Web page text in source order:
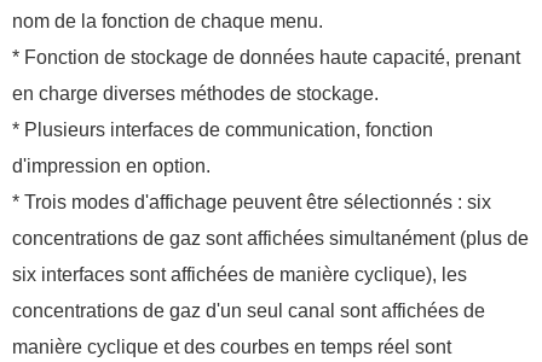
nom de la fonction de chaque menu.
* Fonction de stockage de données haute capacité, prenant
en charge diverses méthodes de stockage.
* Plusieurs interfaces de communication, fonction
d'impression en option.
* Trois modes d'affichage peuvent être sélectionnés : six
concentrations de gaz sont affichées simultanément (plus de
six interfaces sont affichées de manière cyclique), les
concentrations de gaz d'un seul canal sont affichées de
manière cyclique et des courbes en temps réel sont